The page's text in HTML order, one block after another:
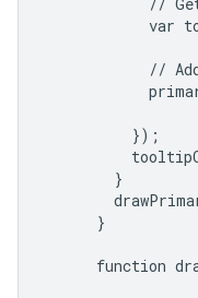
var
//
          });
        }
      }
function